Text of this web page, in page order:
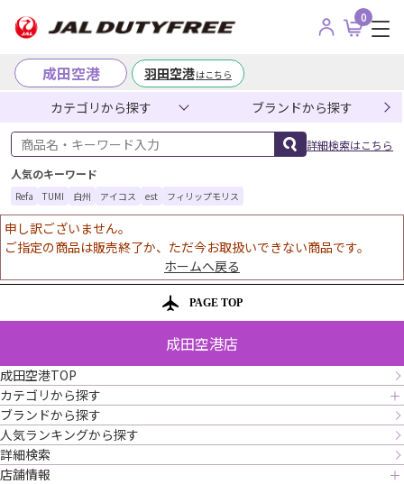
0
成田空港 羽田空港はこちら
カテゴリから探す ブランドから探す
商品名・キーワード入力
詳細検索はこちら
人気のキーワード
Refa TUMI 白州 アイコス est フィリップモリス
申し訳ございません。
ご指定の商品は販売終了か、ただ今お取扱いできない商品です。
ホームへ戻る
PAGE TOP
成田空港店
成田空港TOP
カテゴリから探す
ブランドから探す
人気ランキングから探す
詳細検索
店舗情報